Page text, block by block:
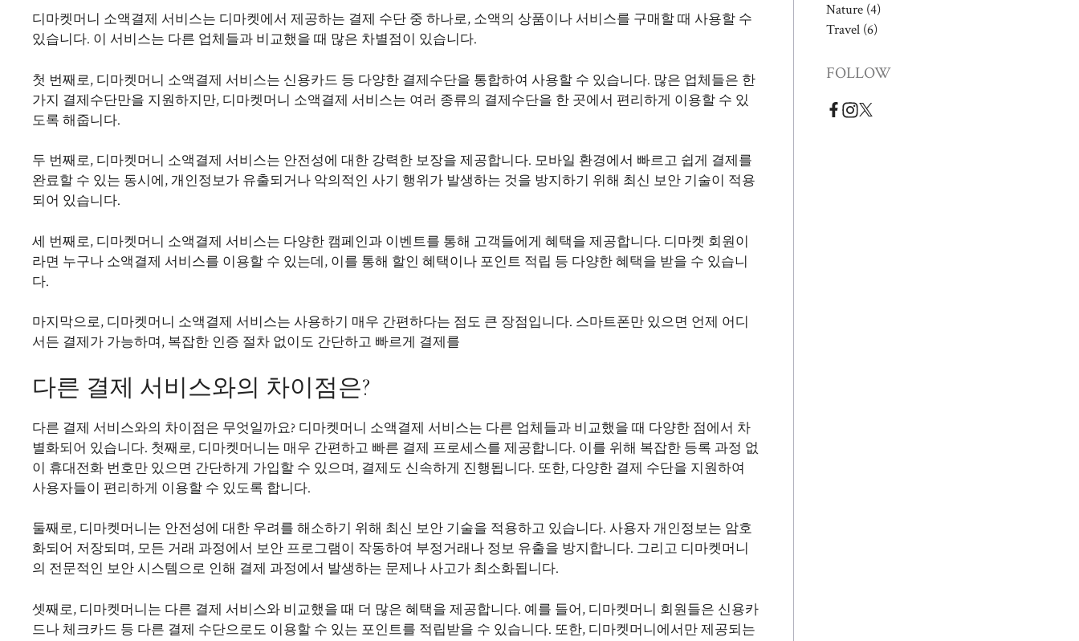
디마켓머니 소액결제 서비스는 디마켓에서 제공하는 결제 수단 중 하나로, 소액의 상품이나 서비스를 구매할 때 사용할 수
있습니다. 이 서비스는 다른 업체들과 비교했을 때 많은 차별점이 있습니다.
첫 번째로, 디마켓머니 소액결제 서비스는 신용카드 등 다양한 결제수단을 통합하여 사용할 수 있습니다. 많은 업체들은 한
가지 결제수단만을 지원하지만, 디마켓머니 소액결제 서비스는 여러 종류의 결제수단을 한 곳에서 편리하게 이용할 수 있
도록 해줍니다.
두 번째로, 디마켓머니 소액결제 서비스는 안전성에 대한 강력한 보장을 제공합니다. 모바일 환경에서 빠르고 쉽게 결제를
완료할 수 있는 동시에, 개인정보가 유출되거나 악의적인 사기 행위가 발생하는 것을 방지하기 위해 최신 보안 기술이 적용
되어 있습니다.
세 번째로, 디마켓머니 소액결제 서비스는 다양한 캠페인과 이벤트를 통해 고객들에게 혜택을 제공합니다. 디마켓 회원이
라면 누구나 소액결제 서비스를 이용할 수 있는데, 이를 통해 할인 혜택이나 포인트 적립 등 다양한 혜택을 받을 수 있습니
다.
마지막으로, 디마켓머니 소액결제 서비스는 사용하기 매우 간편하다는 점도 큰 장점입니다. 스마트폰만 있으면 언제 어디
서든 결제가 가능하며, 복잡한 인증 절차 없이도 간단하고 빠르게 결제를
다른 결제 서비스와의 차이점은?
다른 결제 서비스와의 차이점은 무엇일까요? 디마켓머니 소액결제 서비스는 다른 업체들과 비교했을 때 다양한 점에서 차
별화되어 있습니다. 첫째로, 디마켓머니는 매우 간편하고 빠른 결제 프로세스를 제공합니다. 이를 위해 복잡한 등록 과정 없
이 휴대전화 번호만 있으면 간단하게 가입할 수 있으며, 결제도 신속하게 진행됩니다. 또한, 다양한 결제 수단을 지원하여
사용자들이 편리하게 이용할 수 있도록 합니다.
둘째로, 디마켓머니는 안전성에 대한 우려를 해소하기 위해 최신 보안 기술을 적용하고 있습니다. 사용자 개인정보는 암호
화되어 저장되며, 모든 거래 과정에서 보안 프로그램이 작동하여 부정거래나 정보 유출을 방지합니다. 그리고 디마켓머니
의 전문적인 보안 시스템으로 인해 결제 과정에서 발생하는 문제나 사고가 최소화됩니다.
셋째로, 디마켓머니는 다른 결제 서비스와 비교했을 때 더 많은 혜택을 제공합니다. 예를 들어, 디마켓머니 회원들은 신용카
드나 체크카드 등 다른 결제 수단으로도 이용할 수 있는 포인트를 적립받을 수 있습니다. 또한, 디마켓머니에서만 제공되는
Nature (4)
Travel (6)
FOLLOW